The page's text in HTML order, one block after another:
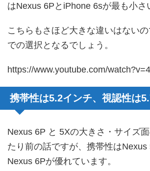
はNexus 6PとiPhone 6sが最も小さ
こちらもさほど大きな違いはない
での選択となるでしょう。
https://www.youtube.com/
携帯性は5.2インチ、視認性は
Nexus 6P と 5Xの大きさ・サイズ
たり前の話ですが、携帯性はNexus
Nexus 6Pが優れています。